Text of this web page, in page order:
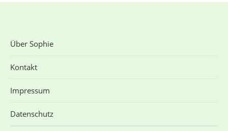
Über Sophie
Kontakt
Impressum
Datenschutz